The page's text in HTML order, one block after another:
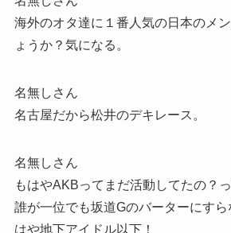
海外のオタ達に１番人気の日本のメ
ょうか？気になる。
名無しさん
名古屋だから松井のデキレース。
名無しさん
もはやAKBってまだ活動してたの？っ
誰が一位でも坂道Gのバーターにす
はや地下アイドル以下！